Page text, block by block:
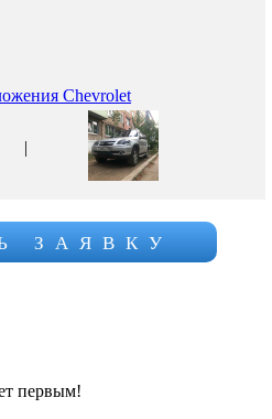
Chevrolet
|
ЗАЯВКУ
первым!